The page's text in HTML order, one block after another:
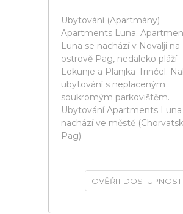
Ubytování (Apartmány)
Apartments Luna.
Luna se nachází v Novalji na
ostrově Pag, nedaleko pláží
Lokunje a Planjka-Trinćel.
ubytování s neplaceným
soukromým parkovištěm.
Ubytování Apartments Luna
nachází ve městě
Pag).
OVĚŘIT DOSTUPNOST